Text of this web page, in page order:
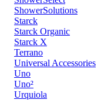
ShowerSolutions
Starck
Starck Organic
Starck X
Terrano
Universal Accessories
Uno
Uno²
Urquiola